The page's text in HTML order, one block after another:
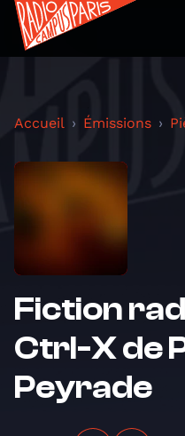
Accueil Émissions
Fiction
Ctrl-X de
Peyrade